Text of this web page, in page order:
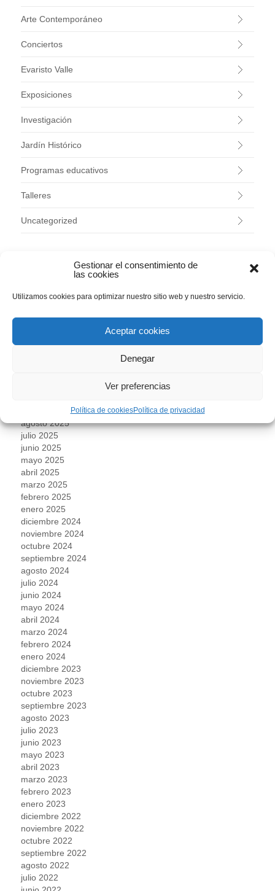
Gestionar el consentimiento de
las cookies
Utilizamos cookies para optimizar nuestro sitio web y nuestro servicio.
Aceptar cookies
Denegar
Ver preferencias
Política de cookiesPolítica de privacidad
Arte Contemporáneo
Conciertos
Evaristo Valle
Exposiciones
Investigación
Jardín Histórico
Programas educativos
Talleres
Uncategorized
julio 2026
septiembre 2025
agosto 2025
julio 2025
junio 2025
mayo 2025
abril 2025
marzo 2025
febrero 2025
enero 2025
diciembre 2024
noviembre 2024
octubre 2024
septiembre 2024
agosto 2024
julio 2024
junio 2024
mayo 2024
abril 2024
marzo 2024
febrero 2024
enero 2024
diciembre 2023
noviembre 2023
octubre 2023
septiembre 2023
agosto 2023
julio 2023
junio 2023
mayo 2023
abril 2023
marzo 2023
febrero 2023
enero 2023
diciembre 2022
noviembre 2022
octubre 2022
septiembre 2022
agosto 2022
julio 2022